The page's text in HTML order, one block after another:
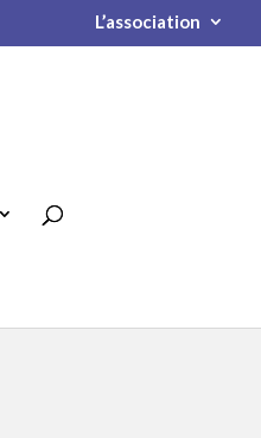
L’association